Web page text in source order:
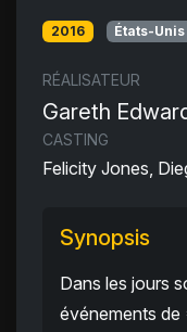
2016 États-Unis
RÉALISATEUR
Gareth
CASTING
Felicity Jones,
Synopsis
Dans les jours
événements